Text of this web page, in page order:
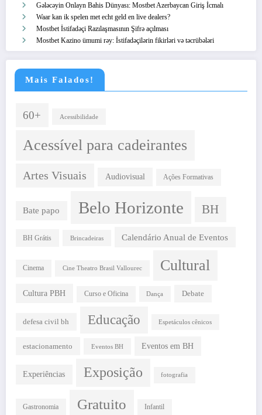
Gələcəyin Onlayn Bahis Dünyası: Mostbet Azerbaycan Giriş İcmalı
Waar kan ik spelen met echt geld en live dealers?
Mostbet İstifadəçi Razılaşmasının Şifrə açılması
Mostbet Kazino ümumi rəy: İstifadəçilərin fikirləri və təcrübələri
Mais Falados!
60+ Acessibilidade
Acessível para cadeirantes
Artes Visuais Audiovisual Ações Formativas
Bate papo Belo Horizonte BH
BH Grátis Brincadeiras Calendário Anual de Eventos
Cinema Cine Theatro Brasil Vallourec Cultural
Cultura PBH Curso e Oficina Dança Debate
defesa civil bh Educação Espetáculos cênicos
estacionamento Eventos BH Eventos em BH
Experiências Exposição fotografia
Gastronomia Gratuito Infantil